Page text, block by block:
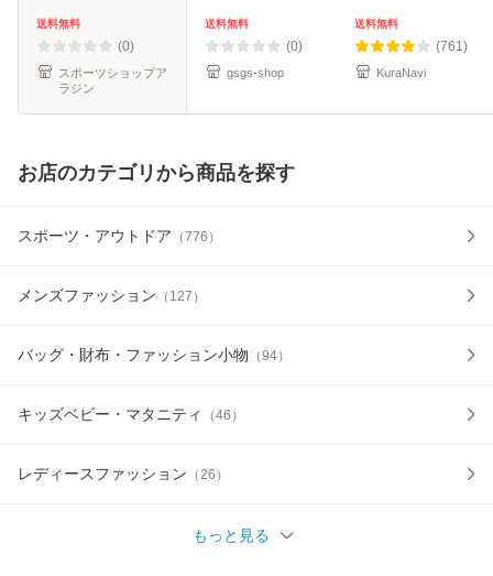
送料無料
(0)
スポーツショップア
ラジン
クス 繰り返し使え
る 冷蔵 冷凍対応
熱中症
送料無料
(0)
gsgs-shop
も 大人 暑さ対策
熱中症 対策 ネック
リング
送料無料
(761)
KuraNavi
お店のカテゴリから商品を探す
スポーツ・アウトドア （776 ）
メンズファッション （ 127 ）
バッグ・財布・ファッション小物 （94）
キッズベビー・マタニティ （46 ）
レディースファッション （26 ）
もっと見る